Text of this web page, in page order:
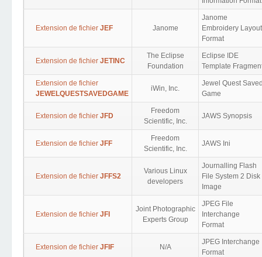
Extension de fichier JEF Janome
Janome
Embroidery Layout
Format
Extension de fichier JETINC
The Eclipse
Foundation
Eclipse IDE
Template
Extension de fichier
JEWELQUESTSAVEDGAME
iWin, Inc.
Jewel Quest
Game
Extension de fichier JFD
Freedom
Scientific, Inc.
JAWS Synopsis
Extension de fichier JFF
Freedom
Scientific, Inc.
JAWS Ini
Extension de fichier JFFS2
Various Linux
developers
Journalling Flash
File System 2 Disk
Image
Extension de fichier JFI
Joint Photographic
Experts Group
JPEG File
Interchange
Format
Extension de fichier JFIF N/A
JPEG Interchange
Format